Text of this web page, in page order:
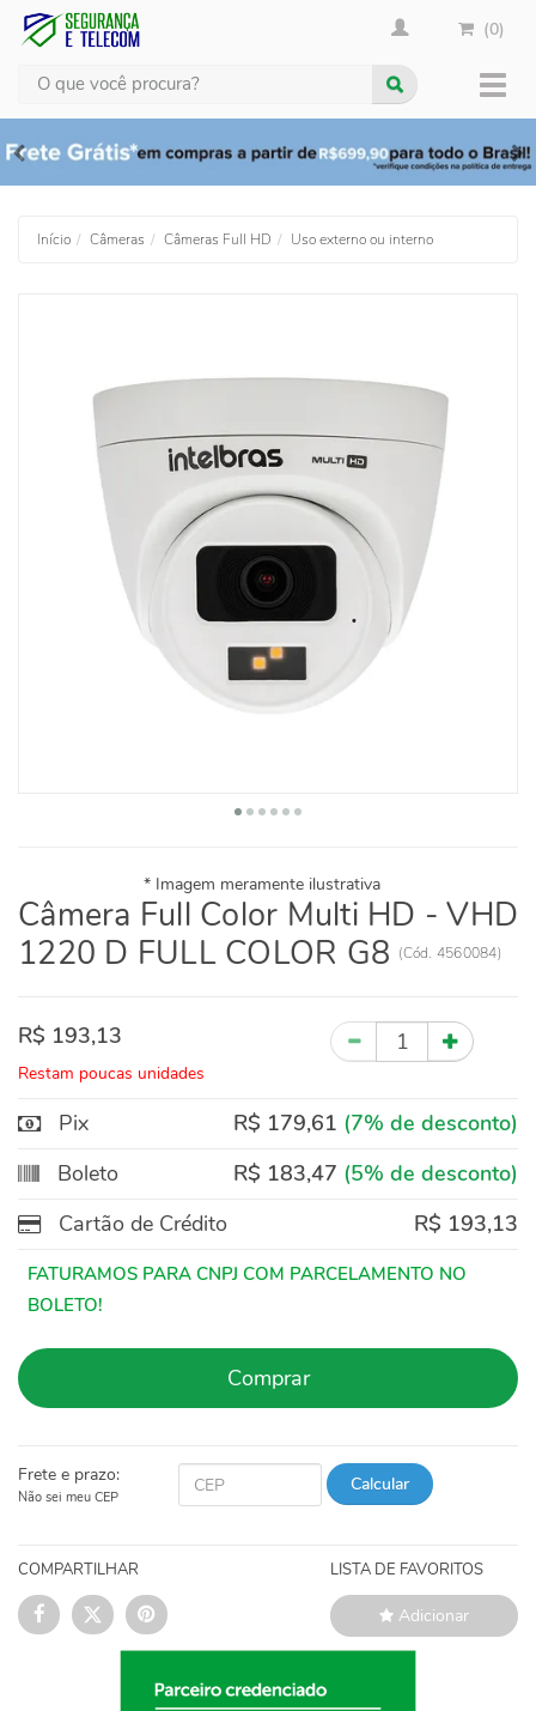
(0)
Busca
Início Câmeras Câmeras Full HD Uso externo ou interno
Câmera Full Color Multi HD - VHD
1220 D FULL COLOR G8 (Cód. 4560084)
R$ 193,13
Restam poucas unidades
Quantidade
Pix R$ 179,61 (7% de desconto)
Boleto
R$ 183,47 (5% de desconto)
Cartão de Crédito
R$ 193,13
Comprar
Frete e prazo:
Não sei meu CEP
Calcular
COMPARTILHAR LISTA DE FAVORITOS
Adicionar